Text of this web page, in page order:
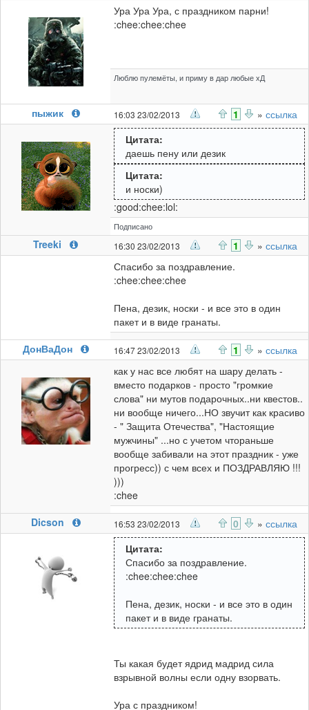
Ура Ура Ура, с праздником парни!
:chee:chee:chee
Люблю пулемёты, и приму в дар любые хД
пыжик 16:03 23/02/2013 1 » ссылка
Цитата:
даешь пену или дезик
Цитата:
и носки)
:good:chee:lol:
Подписано
Treeki 16:30 23/02/2013 1 » ссылка
Спасибо за поздравление.
:chee:chee:chee
Пена, дезик, носки - и все это в один
пакет и в виде гранаты.
ДонВаДон
16:47 23/02/2013 1 » ссылка
как у нас все любят на шару делать -
вместо подарков - просто "громкие
слова" ни мутов подарочных..ни квестов..
ни вообще ничего...НО звучит как красиво
- " Защита Отечества", "Настоящие
мужчины" ...но с учетом чтораньше
вообще забивали на этот праздник - уже
прогресс)) с чем всех и ПОЗДРАВЛЯЮ !!!
)))
:chee
Dicson
16:53 23/02/2013 0 » ссылка
Цитата:
Спасибо за поздравление.
:chee:chee:chee
Пена, дезик, носки - и все это в один
пакет и в виде гранаты.
Ты какая будет ядрид мадрид сила
взрывной волны если одну взорвать.
Ура с праздником!